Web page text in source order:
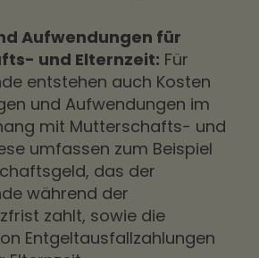
Aufwendungen für
und Elternzeit: Für
entstehen auch Kosten
und Aufwendungen im
mit Mutterschafts- und
umfassen zum Beispiel
das der
während der
zahlt, sowie die
Entgeltausfallzahlungen